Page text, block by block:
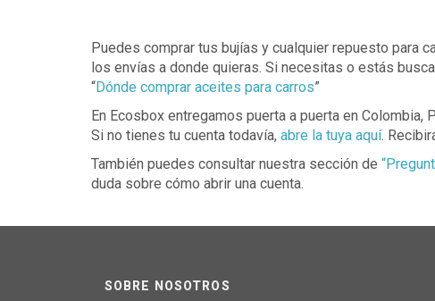
Puedes comprar tus bujías y cualquier repuesto para
los envías a donde quieras. Si necesitas o estás
“Dónde comprar aceites para carros”
En Ecosbox entregamos puerta a puerta en
Si no tienes tu cuenta todavía, abre la tuya aquí.
También puedes consultar nuestra sección de
duda sobre cómo abrir una cuenta.
SOBRE NOSOTROS